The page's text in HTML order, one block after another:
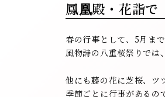
鳳凰殿・花詣で
春の行事として、5月ま
風物詩の八重桜祭りでは
他にも藤の花に芝桜、ツ
季節ごとに行事があるの